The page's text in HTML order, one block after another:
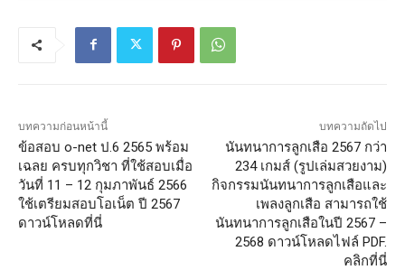
บทความก่อนหน้านี้
ข้อสอบ o-net ป.6 2565 พร้อม
เฉลย ครบทุกวิชา ที่ใช้สอบเมื่อ
วันที่ 11 – 12 กุมภาพันธ์ 2566
ใช้เตรียมสอบโอเน็ต ปี 2567
ดาวน์โหลดที่นี่
บทความถัดไป
นันทนาการลูกเสือ 2567 กว่า
234 เกมส์ (รูปเล่มสวยงาม)
กิจกรรมนันทนาการลูกเสือและ
เพลงลูกเสือ สามารถใช้
นันทนาการลูกเสือในปี 2567 –
2568 ดาวน์โหลดไฟล์ PDF.
คลิกที่นี่